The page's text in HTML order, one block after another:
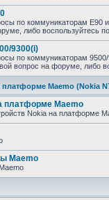
по коммуникаторам E90
либо воспользуйтесь
9300(i)
по коммуникаторам
вопрос на форуме, либо
Maemo (Nokia
платформе Maemo
Nokia на платформе
Maemo